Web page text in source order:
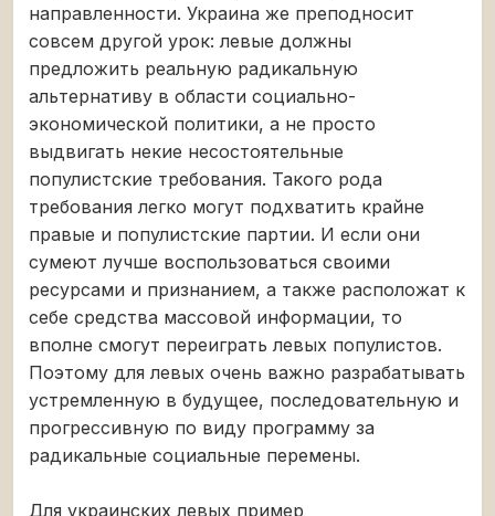
направленности. Украина же преподносит
совсем другой урок: левые должны
предложить реальную радикальную
альтернативу в области социально-
экономической политики, а не просто
выдвигать некие несостоятельные
популистские требования. Такого рода
требования легко могут подхватить крайне
правые и популистские партии. И если они
сумеют лучше воспользоваться своими
ресурсами и признанием, а также расположат к
себе средства массовой информации, то
вполне смогут переиграть левых популистов.
Поэтому для левых очень важно разрабатывать
устремленную в будущее, последовательную и
прогрессивную по виду программу за
радикальные социальные перемены.
Для украинских левых пример